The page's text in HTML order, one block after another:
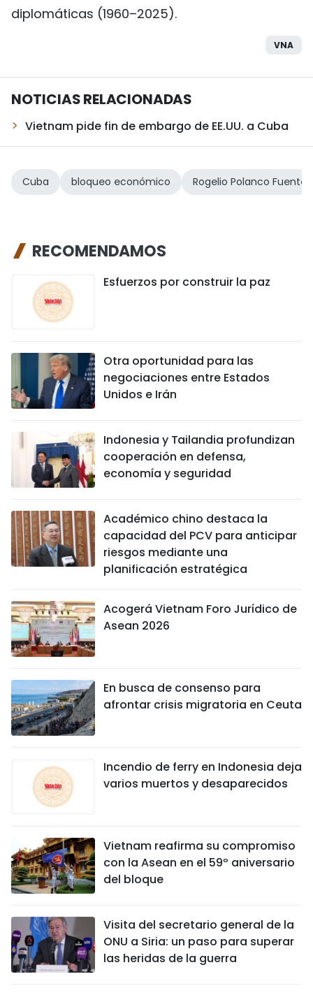
diplomáticas (1960–2025).
VNA
NOTICIAS RELACIONADAS
Vietnam pide fin de embargo de EE.UU. a Cuba
Cuba bloqueo económico Rogelio Polanco Fuentes
RECOMENDAMOS
Esfuerzos por construir la paz
Otra oportunidad para las
negociaciones entre Estados
Unidos e Irán
Indonesia y Tailandia profundizan
cooperación en defensa,
economía y seguridad
Académico chino destaca la
capacidad del PCV para anticipar
riesgos mediante una
planificación estratégica
Acogerá Vietnam Foro Jurídico de
Asean 2026
En busca de consenso para
afrontar crisis migratoria en Ceuta
Incendio de ferry en Indonesia deja
varios muertos y desaparecidos
Vietnam reafirma su compromiso
con la Asean en el 59º aniversario
del bloque
Visita del secretario general de la
ONU a Siria: un paso para superar
las heridas de la guerra